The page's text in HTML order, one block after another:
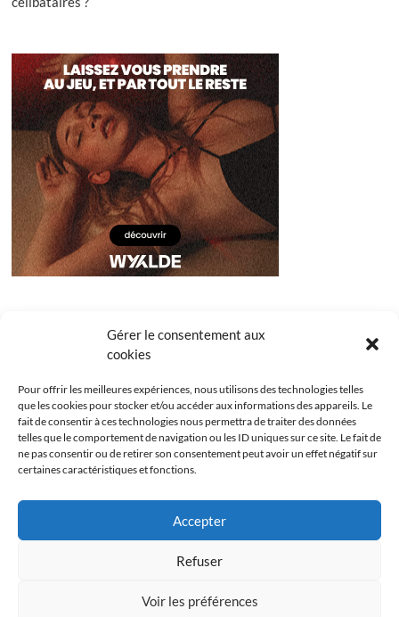
Gérer le consentement aux
cookies
Pour offrir les meilleures expériences, nous utilisons des technologies telles
que les cookies pour stocker et/ou accéder aux informations des appareils. Le
fait de consentir à ces technologies nous permettra de traiter des données
telles que le comportement de navigation ou les ID uniques sur ce site. Le fait de
ne pas consentir ou de retirer son consentement peut avoir un effet négatif sur
certaines caractéristiques et fonctions.
Accepter
Refuser
Voir les préférences
Politique de cookies (UE)
| Designed by:Theme Freesia| WordPress